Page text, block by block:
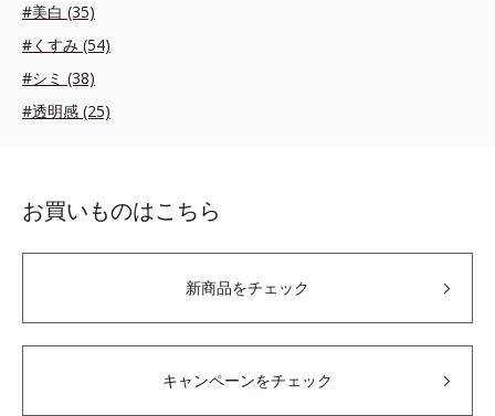
#美白 (35)
#くすみ (54)
#シミ (38)
#透明感 (25)
お買いものはこちら
新商品をチェック
キャンペーンをチェック